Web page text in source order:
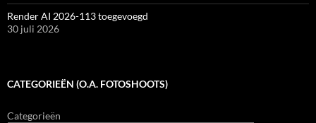
Render AI 2026-113 toegevoegd
30 juli 2026
CATEGORIEËN (O.A. FOTOSHOOTS)
Categorieën